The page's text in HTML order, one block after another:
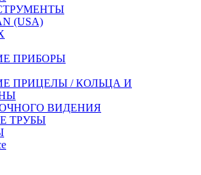
(USA)
ПРИБОРЫ
ПРИЦЕЛЫ / КОЛЬЦА И
ВИДЕНИЯ
ТРУБЫ